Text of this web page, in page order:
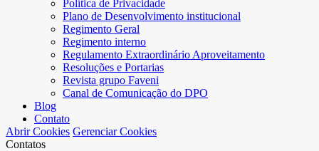
Política de Privacidade
Plano de Desenvolvimento institucional
Regimento Geral
Regimento interno
Regulamento Extraordinário Aproveitamento
Resoluções e Portarias
Revista grupo Faveni
Canal de Comunicação do DPO
Blog
Contato
Abrir Cookies Gerenciar Cookies
Contatos